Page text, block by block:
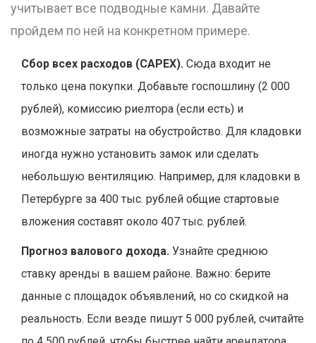
учитывает все подводные камни. Давайте
пройдем по ней на конкретном примере.
Сбор всех расходов (CAPEX). Сюда входит не
только цена покупки. Добавьте госпошлину (2 000
рублей), комиссию риелтора (если есть) и
возможные затраты на обустройство. Для кладовки
иногда нужно установить замок или сделать
небольшую вентиляцию. Например, для кладовки в
Петербурге за 400 тыс. рублей общие стартовые
вложения составят около 407 тыс. рублей.
Прогноз валового дохода. Узнайте среднюю
ставку аренды в вашем районе. Важно: берите
данные с площадок объявлений, но со скидкой на
реальность. Если везде пишут 5 000 рублей, считайте